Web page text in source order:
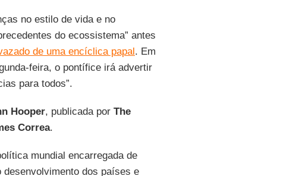
no estilo de vida e no
do ecossistema” antes
de uma encíclica papal. Em
feira, o pontífice irá advertir
para todos”.
Hooper, publicada por The
Correa.
mundial encarregada de
desenvolvimento dos países e